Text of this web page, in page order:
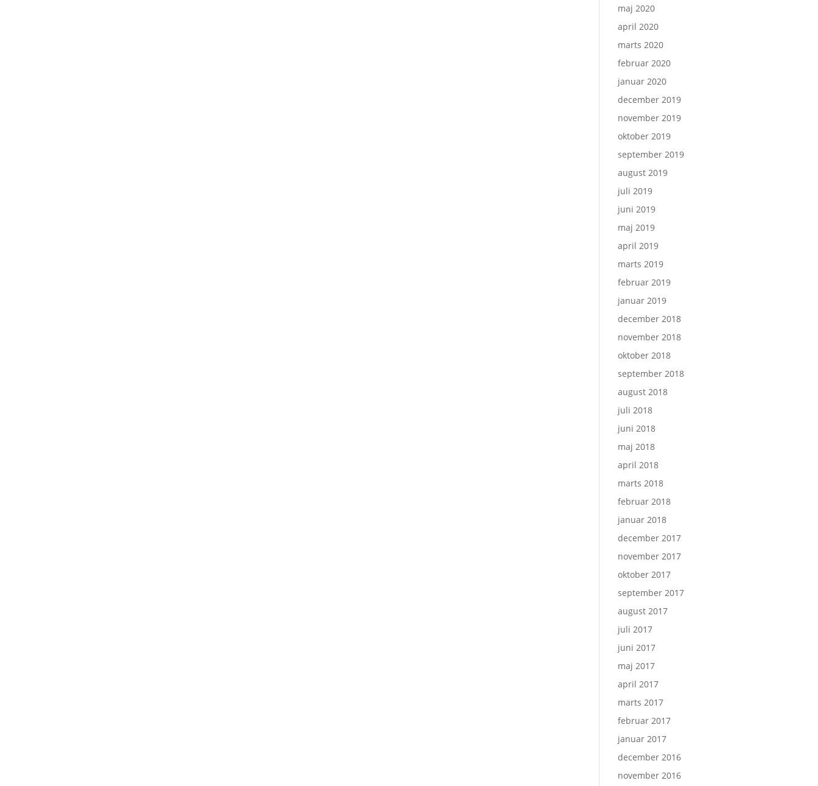
maj 2020
april 2020
marts 2020
februar 2020
januar 2020
december 2019
november 2019
oktober 2019
september 2019
august 2019
juli 2019
juni 2019
maj 2019
april 2019
marts 2019
februar 2019
januar 2019
december 2018
november 2018
oktober 2018
september 2018
august 2018
juli 2018
juni 2018
maj 2018
april 2018
marts 2018
februar 2018
januar 2018
december 2017
november 2017
oktober 2017
september 2017
august 2017
juli 2017
juni 2017
maj 2017
april 2017
marts 2017
februar 2017
januar 2017
december 2016
november 2016